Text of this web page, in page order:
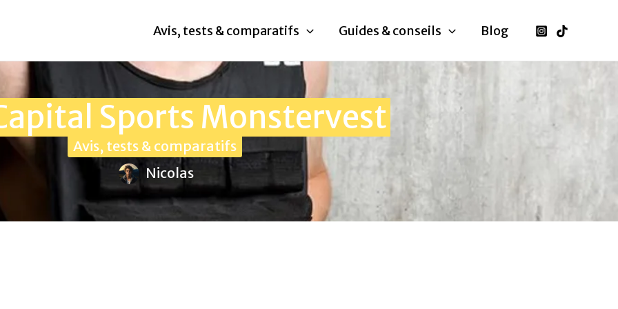
Avis, tests & comparatifs Guides & conseils Blog
Sports Monstervest
Avis, tests & comparatifs
Nicolas